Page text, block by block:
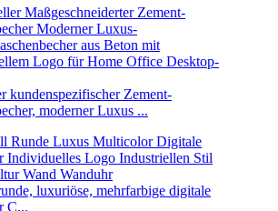
kundenspezifischer Zement-
moderner Luxus ...
luxuriöse, mehrfarbige digitale
C...